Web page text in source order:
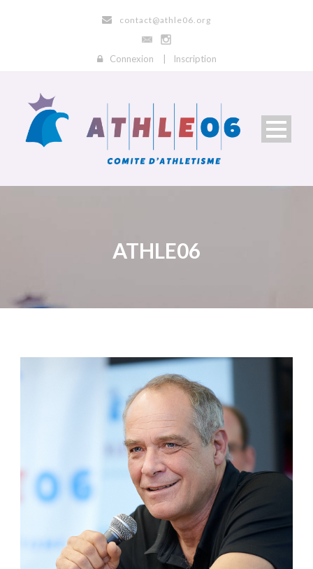
contact@athle06.org
Connexion Inscription
ATHLE06